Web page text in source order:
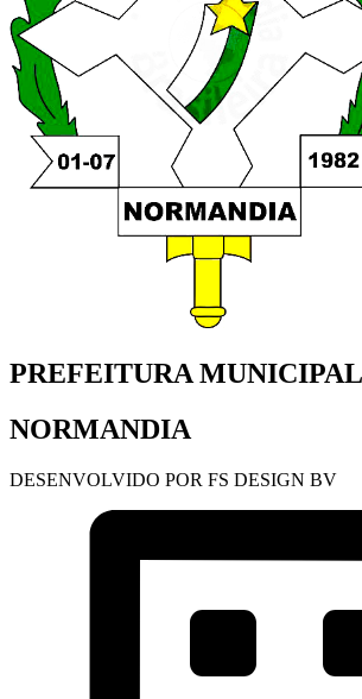
PREFEITURA
NORMANDIA
DESENVOLVIDO POR FS DESIGN BV